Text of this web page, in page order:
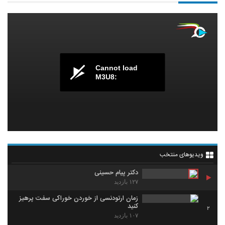
Cannot load
M3U8:
ویدیوهای منتخب
دکتر پیام حسینی
۱۲۷ بازدید
2
زمان ارتودنسی از خوردن خوراکی سفت پرهیز
کنید
۱۰۷ بازدید